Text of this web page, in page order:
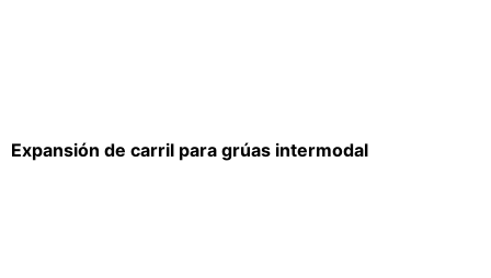
Expansión de carril para grúas intermodal